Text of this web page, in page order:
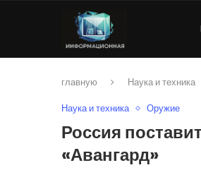
главную Наука и техника
Наука и техника Оружие
Россия
«Авангард»